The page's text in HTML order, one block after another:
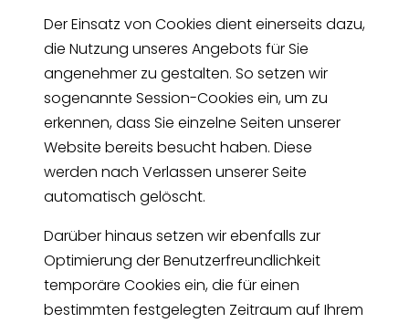
Der Einsatz von Cookies dient einerseits dazu,
die Nutzung unseres Angebots für Sie
angenehmer zu gestalten. So setzen wir
sogenannte Session-Cookies ein, um zu
erkennen, dass Sie einzelne Seiten unserer
Website bereits besucht haben. Diese
werden nach Verlassen unserer Seite
automatisch gelöscht.
Darüber hinaus setzen wir ebenfalls zur
Optimierung der Benutzerfreundlichkeit
temporäre Cookies ein, die für einen
bestimmten festgelegten Zeitraum auf Ihrem